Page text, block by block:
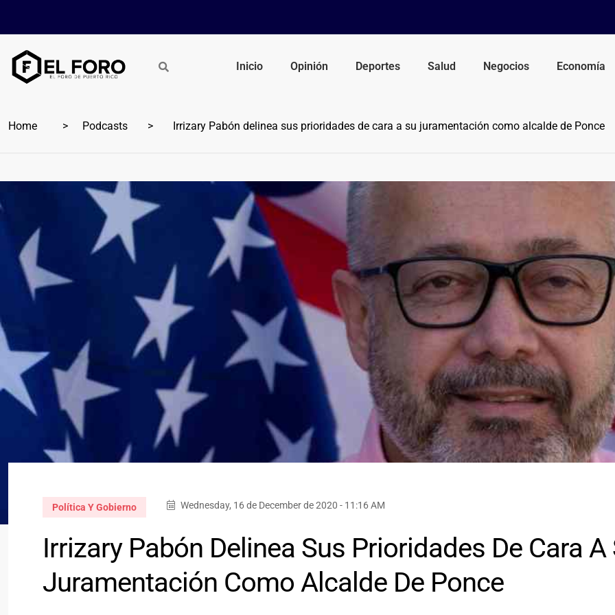
Inicio Opinión Deportes Salud Negocios Economía
Home Podcasts Irrizary Pabón delinea sus prioridades de cara a su juramentación como alcalde de Ponce
Política Y Gobierno Wednesday, 16 de December de 2020 - 11:16 AM
Irrizary Pabón Delinea Sus Prioridades De Cara A
Juramentación Como Alcalde De Ponce